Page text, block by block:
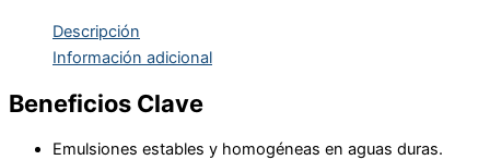
Descripción
Información adicional
Beneficios Clave
Emulsiones estables y homogéneas en aguas duras.